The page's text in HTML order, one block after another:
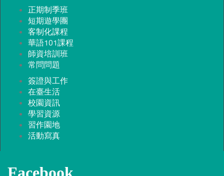
正期制季班
短期遊學團
客制化課程
華語101課程
師資培訓班
常問問題
簽證與工作
在臺生活
校園資訊
學習資源
習作園地
活動寫真
Facebook